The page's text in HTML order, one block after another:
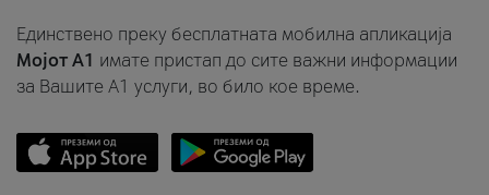
Единствено преку бесплатната мобилна апликација
Мојот A1 имате пристап до сите важни информации
за Вашите A1 услуги, во било кое време.